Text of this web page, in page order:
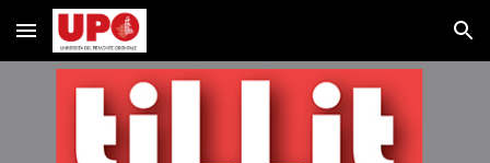
Skip to main content Skip to navigation